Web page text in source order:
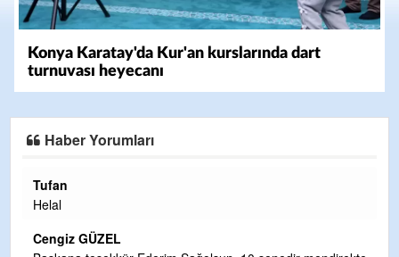
Konya Karatay'da Kur'an kurslarında dart
turnuvası heyecanı
Haber Yorumları
Halil Aydın
Çırak ustasından öğrenir kısmet bağlamayı... Ben İbrahim